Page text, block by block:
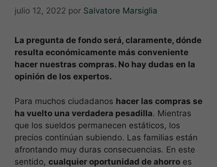
julio 12, 2022 por Salvatore Marsiglia
La pregunta de fondo será, claramente, dónde
resulta económicamente más conveniente
hacer nuestras compras. No hay dudas en la
opinión de los expertos.
Para muchos ciudadanos hacer las compras se
ha vuelto una verdadera pesadilla. Mientras
que los sueldos permanecen estáticos, los
precios continúan subiendo. Las familias están
afrontando muy duras consecuencias. En este
sentido, cualquier oportunidad de ahorro es